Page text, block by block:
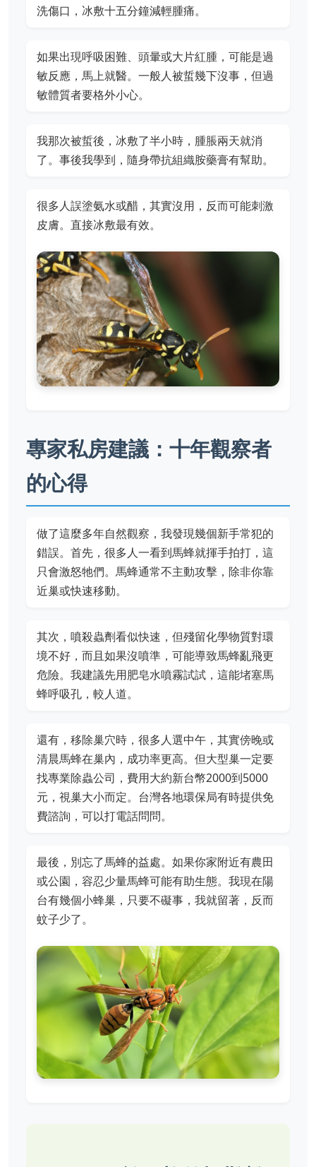
洗傷口，冰敷十五分鐘減輕腫痛。
如果出現呼吸困難、頭暈或大片紅腫，可能是過
敏反應，馬上就醫。一般人被蜇幾下沒事，但過
敏體質者要格外小心。
我那次被蜇後，冰敷了半小時，腫脹兩天就消
了。事後我學到，隨身帶抗組織胺藥膏有幫助。
很多人誤塗氨水或醋，其實沒用，反而可能刺激
皮膚。直接冰敷最有效。
專家私房建議：十年觀察者
的心得
做了這麼多年自然觀察，我發現幾個新手常犯的
錯誤。首先，很多人一看到馬蜂就揮手拍打，這
只會激怒牠們。馬蜂通常不主動攻擊，除非你靠
近巢或快速移動。
其次，噴殺蟲劑看似快速，但殘留化學物質對環
境不好，而且如果沒噴準，可能導致馬蜂亂飛更
危險。我建議先用肥皂水噴霧試試，這能堵塞馬
蜂呼吸孔，較人道。
還有，移除巢穴時，很多人選中午，其實傍晚或
清晨馬蜂在巢內，成功率更高。但大型巢一定要
找專業除蟲公司，費用大約新台幣2000到5000
元，視巢大小而定。台灣各地環保局有時提供免
費諮詢，可以打電話問問。
最後，別忘了馬蜂的益處。如果你家附近有農田
或公園，容忍少量馬蜂可能有助生態。我現在陽
台有幾個小蜂巢，只要不礙事，我就留著，反而
蚊子少了。